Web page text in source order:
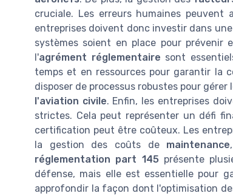
cruciale. Les erreurs humaines peuvent
entreprises doivent donc investir dans
systèmes soient en place pour
l'agrément réglementaire sont
temps et en ressources pour garantir la
disposer de processus robustes pour
l'aviation civile. Enfin, les entreprises
strictes. Cela peut représenter un défi
certification peut être coûteux. Les
la gestion des coûts de maintenance
réglementation part 145 présente
défense, mais elle est essentielle pour
approfondir la façon dont l'optimisation